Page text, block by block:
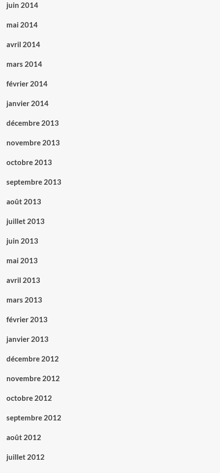
juin 2014
mai 2014
avril 2014
mars 2014
février 2014
janvier 2014
décembre 2013
novembre 2013
octobre 2013
septembre 2013
août 2013
juillet 2013
juin 2013
mai 2013
avril 2013
mars 2013
février 2013
janvier 2013
décembre 2012
novembre 2012
octobre 2012
septembre 2012
août 2012
juillet 2012